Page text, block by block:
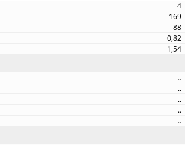
4
169
88
0,82
1,54
..
..
..
..
..